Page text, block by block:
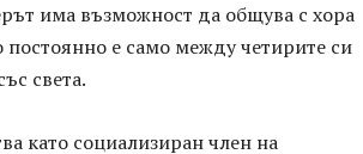
има възможност да общува с хора
постоянно е само между четирите си
света.
като социализиран член на